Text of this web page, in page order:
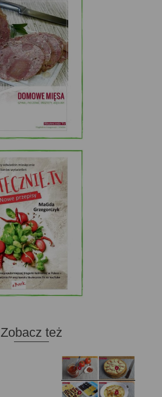
Zobacz też
Domowy ketchup (bez
cukru)
Tarta francuska z
cebulą i pomidorem